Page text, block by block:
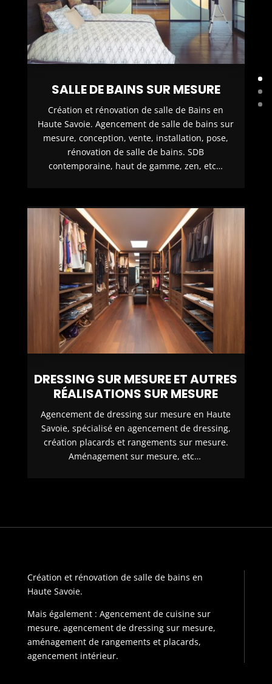
SALLE DE BAINS SUR MESURE
Création et rénovation de salle de Bains en
Haute Savoie. Agencement de salle de bains sur
mesure, conception, vente, installation, pose,
rénovation de salle de bains. SDB
contemporaine, haut de gamme, zen, etc…
DRESSING SUR MESURE ET AUTRES
RÉALISATIONS SUR MESURE
Agencement de dressing sur mesure en Haute
Savoie, spécialisé en agencement de dressing,
création placards et rangements sur mesure.
Aménagement sur mesure, etc…
Création et rénovation de salle de bains en
Haute Savoie.
Mais également : Agencement de cuisine sur
mesure, agencement de dressing sur mesure,
aménagement de rangements et placards,
agencement intérieur.